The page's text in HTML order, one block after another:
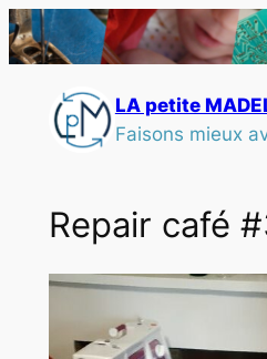
LA petite
Faisons mieux
Repair café